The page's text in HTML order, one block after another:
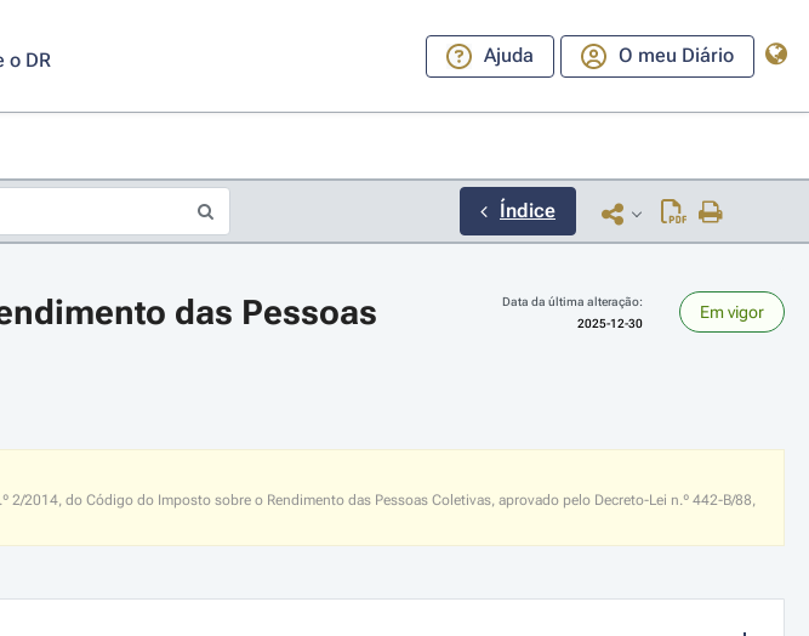
o DR Ajuda O meu Diário
Índice
Use cmd ou ctrl + seta para a direita ou esquerda para navegar pelos meses; Use cmd ou ctrl +
das Pessoas
Data da última alteração:
2025-12-30
Em vigor
2/2014, do Código do Imposto sobre o Rendimento das Pessoas Coletivas, aprovado pelo Decreto-Lei n.º 442-B/88,